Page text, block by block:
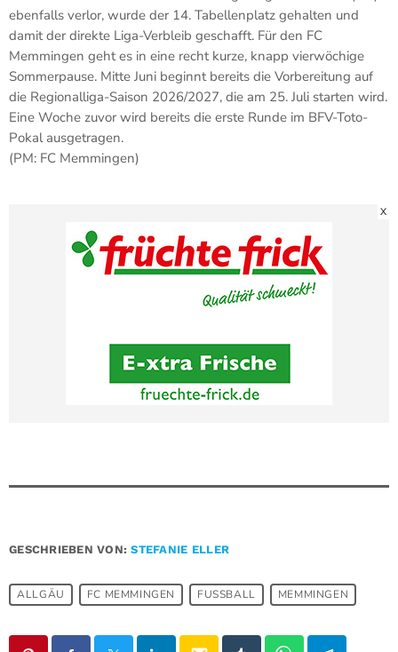
ebenfalls verlor, wurde der 14. Tabellenplatz gehalten und
damit der direkte Liga-Verbleib geschafft. Für den FC
Memmingen geht es in eine recht kurze, knapp vierwöchige
Sommerpause. Mitte Juni beginnt bereits die Vorbereitung auf
die Regionalliga-Saison 2026/2027, die am 25. Juli starten wird.
Eine Woche zuvor wird bereits die erste Runde im BFV-Toto-
Pokal ausgetragen.
(PM: FC Memmingen)
X
GESCHRIEBEN VON:STEFANIE ELLER
ALLGÄU FC MEMMINGEN FUSSBALL MEMMINGEN